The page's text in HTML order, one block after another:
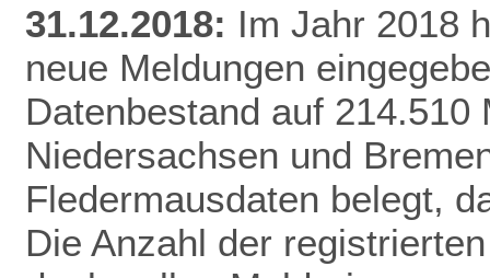
31.12.2018: Im Jahr 2018
neue Meldungen
Datenbestand auf
Niedersachsen und
Fledermausdaten belegt,
Die Anzahl der